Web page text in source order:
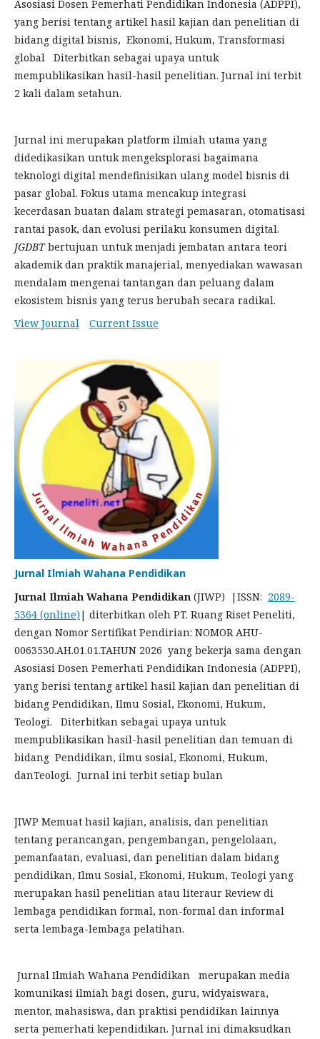
Asosiasi Dosen Pemerhati Pendidikan Indonesia (ADPPI),
yang berisi tentang artikel hasil kajian dan penelitian di
bidang digital bisnis, Ekonomi, Hukum, Transformasi
global Diterbitkan sebagai upaya untuk
mempublikasikan hasil-hasil penelitian. Jurnal ini terbit
2 kali dalam setahun.
Jurnal ini merupakan platform ilmiah utama yang
didedikasikan untuk mengeksplorasi bagaimana
teknologi digital mendefinisikan ulang model bisnis di
pasar global. Fokus utama mencakup integrasi
kecerdasan buatan dalam strategi pemasaran, otomatisasi
rantai pasok, dan evolusi perilaku konsumen digital.
JGDBTbertujuan untuk menjadi jembatan antara teori
akademik dan praktik manajerial, menyediakan wawasan
mendalam mengenai tantangan dan peluang dalam
ekosistem bisnis yang terus berubah secara radikal.
View Journal
Current Issue
Jurnal Ilmiah Wahana Pendidikan
Jurnal Ilmiah Wahana Pendidikan (JIWP) |ISSN: 2089-
5364 (online) | diterbitkan oleh PT. Ruang Riset Peneliti,
dengan Nomor Sertifikat Pendirian: NOMOR AHU-
0063530.AH.01.01.TAHUN 2026 yang bekerja sama dengan
Asosiasi Dosen Pemerhati Pendidikan Indonesia (ADPPI),
yang berisi tentang artikel hasil kajian dan penelitian di
bidang Pendidikan, Ilmu Sosial, Ekonomi, Hukum,
Teologi. Diterbitkan sebagai upaya untuk
mempublikasikan hasil-hasil penelitian dan temuan di
bidang Pendidikan, ilmu sosial, Ekonomi, Hukum,
danTeologi. Jurnal ini terbit setiap bulan
JIWP Memuat hasil kajian, analisis, dan penelitian
tentang perancangan, pengembangan, pengelolaan,
pemanfaatan, evaluasi, dan penelitian dalam bidang
pendidikan, Ilmu Sosial, Ekonomi, Hukum, Teologi yang
merupakan hasil penelitian atau literaur Review di
lembaga pendidikan formal, non-formal dan informal
serta lembaga-lembaga pelatihan.
Jurnal Ilmiah Wahana Pendidikan merupakan media
komunikasi ilmiah bagi dosen, guru, widyaiswara,
mentor, mahasiswa, dan praktisi pendidikan lainnya
serta pemerhati kependidikan. Jurnal ini dimaksudkan